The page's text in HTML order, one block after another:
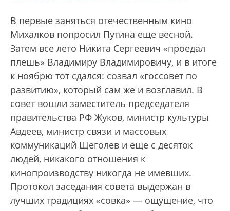
В первые заняться отечественным кино
Михалков попросил Путина еще весной.
Затем все лето Никита Сергеевич «проедал
плешь» Владимиру Владимировичу, и в итоге
к ноябрю тот сдался: созвал «госсовет по
развитию», который сам же и возглавил. В
совет вошли заместитель председателя
правительства РФ Жуков, министр культуры
Авдеев, министр связи и массовых
коммуникаций Щеголев и еще с десяток
людей, никакого отношения к
кинопроизводству никогда не имевших.
Протокол заседания совета выдержан в
лучших традициях «совка» — ощущение, что